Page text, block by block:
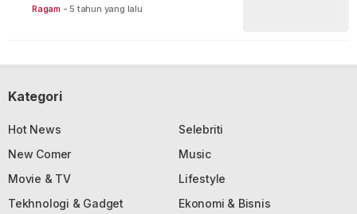
Ragam - 5 tahun yang lalu
Kategori
Hot News
Selebriti
New Comer
Music
Movie & TV
Lifestyle
Tekhnologi & Gadget
Ekonomi & Bisnis